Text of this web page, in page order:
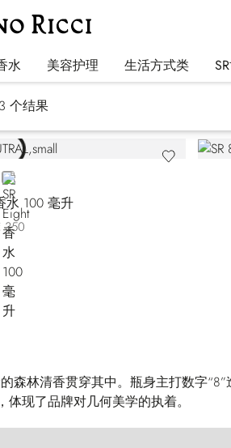
水 美容护理 生活方式类
个结果
NEUTRAL
水 100 毫升
350
森林清香贯穿其中。瓶身主打数字
现了品牌对几何美学的执着。